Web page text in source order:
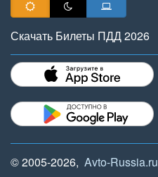
Скачать Билеты ПДД 2026
© 2005-2026, Avto-Russia.ru